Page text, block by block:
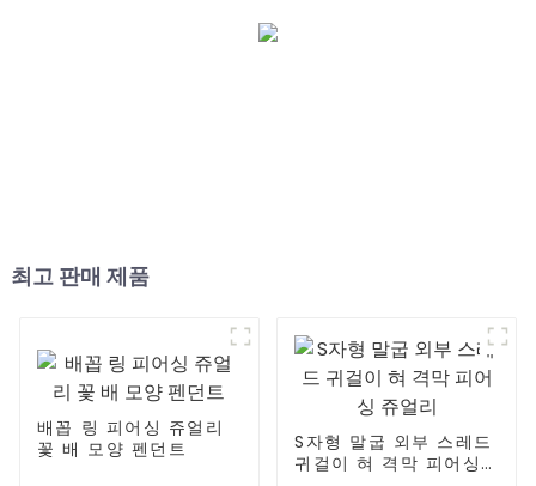
최고 판매 제품
배꼽 링 피어싱 쥬얼리
꽃 배 모양 펜던트
S자형 말굽 외부 스레드
귀걸이 혀 격막 피어싱